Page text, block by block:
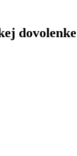
dovolenke